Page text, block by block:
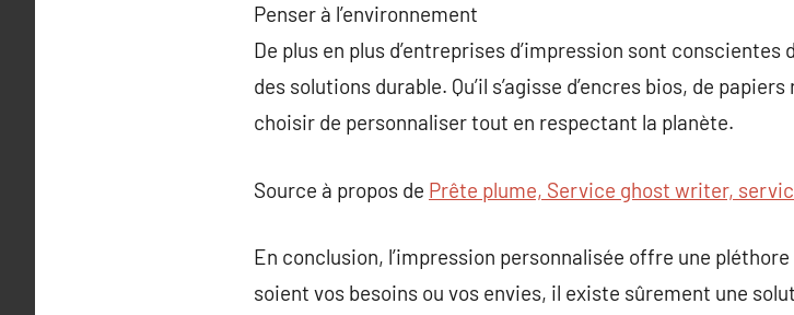
Penser à l’environnement
De plus en plus d’entreprises d’impression sont
des solutions durable. Qu’il s’agisse d’encres bios, de
choisir de personnaliser tout en respectant la planète.
Source à propos de Prête plume, Service ghost writer,
En conclusion, l’impression personnalisée offre une
soient vos besoins ou vos envies, il existe sûrement une